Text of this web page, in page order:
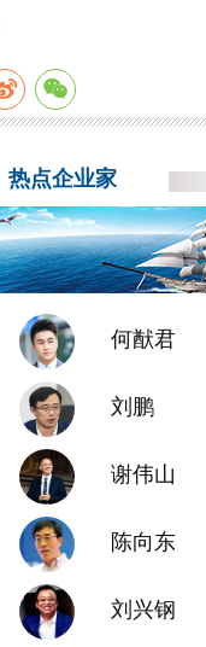
热点企业家
何猷君
刘鹏
谢伟山
陈向东
刘兴钢